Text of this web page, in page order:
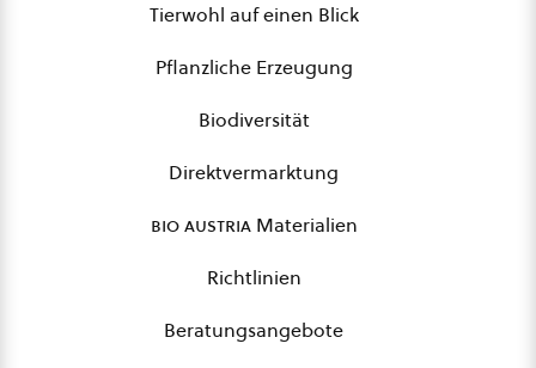
Tierwohl auf einen Blick
Pflanzliche Erzeugung
Biodiversität
Direktvermarktung
bio austriaMaterialien
Richtlinien
Beratungsangebote